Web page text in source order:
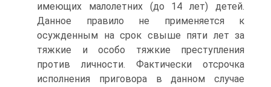
имеющих малолетних (до 14 лет) детей.
Данное правило не применяется к
осужденным на срок свыше пяти лет за
тяжкие и особо тяжкие преступления
против личности. Фактически отсрочка
исполнения приговора в данном случае